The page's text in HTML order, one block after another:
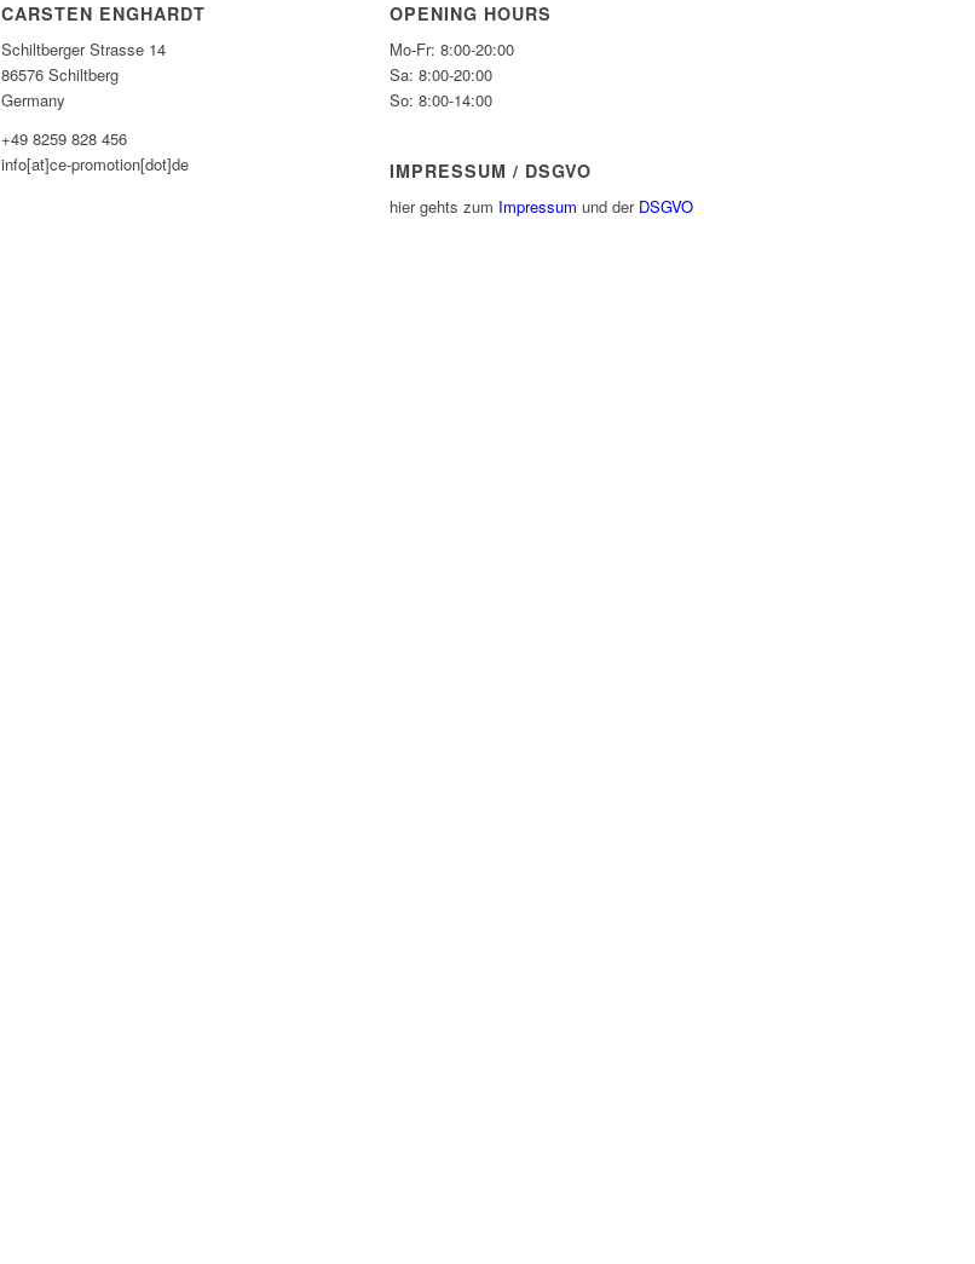
CARSTEN ENGHARDT
Schiltberger Strasse 14
86576 Schiltberg
Germany
+49 8259 828 456
info[at]ce-promotion[dot]de
OPENING HOURS
Mo-Fr: 8:00-20:00
Sa: 8:00-20:00
So: 8:00-14:00
IMPRESSUM / DSGVO
hier gehts zum Impressum und der DSGVO